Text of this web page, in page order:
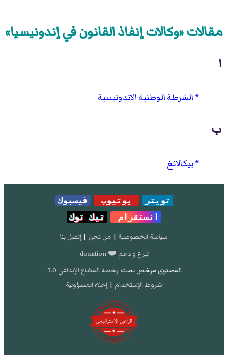
مقالات «وكالات إنفاذ القانون في إندونيسيا»
ا
الشرطة الوطنية الاندونيسية
ب
بيكالانغ
تويتر يوتيوب
فيسبوك
انستقرام
تيك توك
سياسة الخصوصية | من نحن | إتصل بنا
تبرع و دعم ❤️ donation
المحتوى مرخص تحت رخصة المشاع الإبداعي 3.0
شروط الإستخدام | إخلاء المسؤولية